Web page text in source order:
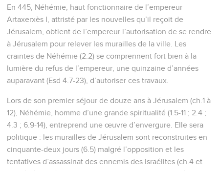
En 445, Néhémie, haut fonctionnaire de l’empereur
Artaxerxès I, attristé par les nouvelles qu’il reçoit de
Jérusalem, obtient de l’empereur l’autorisation de se rendre
à Jérusalem pour relever les murailles de la ville. Les
craintes de Néhémie (2.2) se comprennent fort bien à la
lumière du refus de l’empereur, une quinzaine d’années
auparavant (Esd 4.7-23), d’autoriser ces travaux.
Lors de son premier séjour de douze ans à Jérusalem (ch.1 à
12), Néhémie, homme d’une grande spiritualité (1.5-11 ; 2.4 ;
4.3 ; 6.9-14), entreprend une œuvre d’envergure. Elle sera
politique : les murailles de Jérusalem sont reconstruites en
cinquante-deux jours (6.5) malgré l’opposition et les
tentatives d’assassinat des ennemis des Israélites (ch.4 et